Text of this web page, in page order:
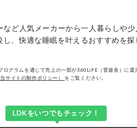
ど人気メーカーから一人暮らしや
、快適な睡眠を叶えるおすすめを探
グラムを通じて売上の一部が360LiFE（晋遊舎）に還
当サイトの制作ポリシー） をご覧ください。
LDKをいつでもチェック！